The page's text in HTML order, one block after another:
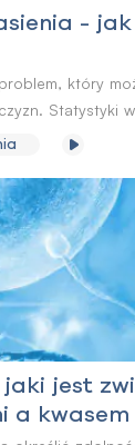
-
który
Statystyki
trudności z
badanie
płodność
jest oddanie
jak wygląda
jaki jest
a